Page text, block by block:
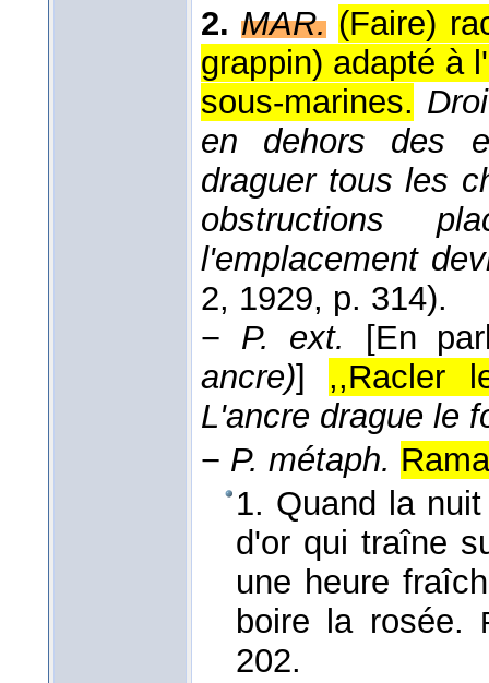
2. MAR. (Faire)
grappin) adapté à
sous-marines.
en dehors des
draguer tous les
obstructions
l'emplacement
2, 1929, p. 314).
− P. ext.
[En
ancre)]
,,Racler
L'ancre drague le
− P. métaph.
1. Quand la
d'or qui traîne
une heure
boire la rosée.
202.